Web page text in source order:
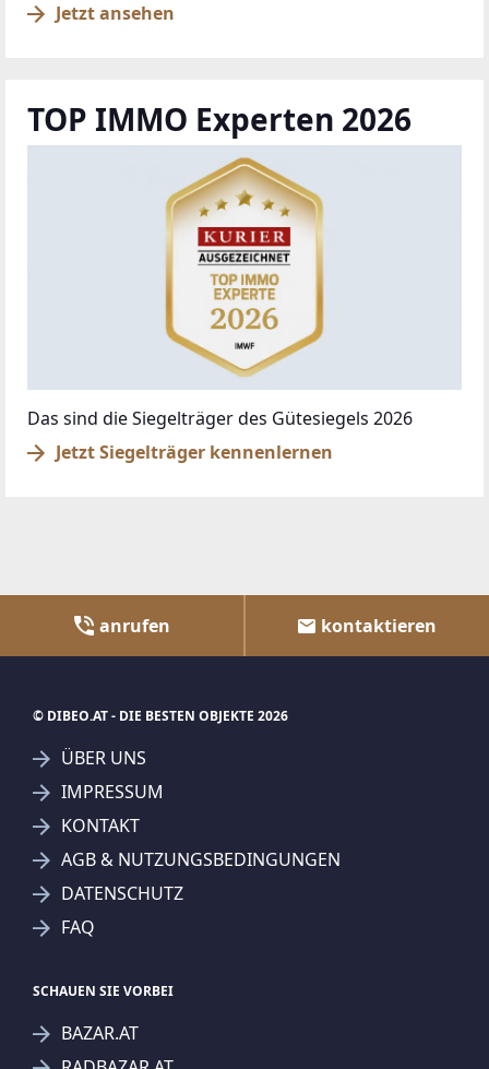
Jetzt ansehen
TOP IMMO Experten 2026
Das sind die Siegelträger des Gütesiegels 2026
Jetzt Siegelträger kennenlernen
anrufen kontaktieren
© DIBEO.AT - DIE BESTEN OBJEKTE 2026
ÜBER UNS
IMPRESSUM
KONTAKT
AGB & NUTZUNGSBEDINGUNGEN
DATENSCHUTZ
FAQ
SCHAUEN SIE VORBEI
BAZAR.AT